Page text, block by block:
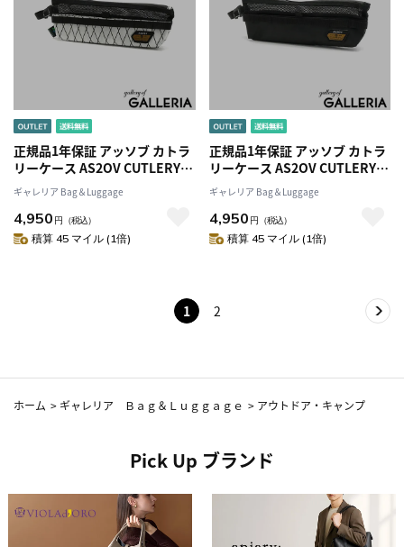
正規品1年保証 アッソブ カトラ
リーケース AS2OV CUTLERY
CASE カトラリー 食器ケース 布
収納ケース 箸 スプーン フォー
ク 携帯 ポーチ 軽量 ファスナー
防水 X-PAC 通気性 調理 料理 キ
ギャレリア Bag＆Luggage
4,950 円 （税込）
積算 45 マイル (1倍)
正規品1年保証 アッソブ カトラ
リーケース AS2OV CUTLERY
CASE カトラリー 食器ケース 布
収納ケース 箸 スプーン フォー
ク 携帯 ポーチ 軽量 ファスナー
防水 X-PAC 通気性 調理 料理 キ
ギャレリア Bag＆Luggage
4,950 円 （税込）
積算 45 マイル (1倍)
1 2
ホーム > ギャレリア Ｂａｇ＆Ｌｕｇｇａｇｅ > アウトドア・キャンプ
Pick Up ブランド